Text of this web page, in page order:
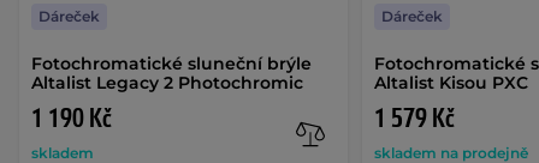
Fotochromatické sluneční brýle
Altalist Legacy 2 Photochromic
1 190 Kč
skladem
Dáreček
Fotochromatické
Altalist Kisou PXC
1 579 Kč
skladem na prodejně
Dáreček